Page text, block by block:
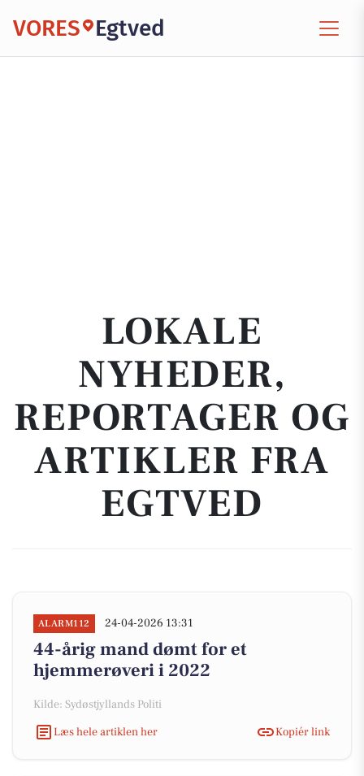
VORES Egtved
LOKALE
NYHEDER,
REPORTAGER OG
ARTIKLER FRA
EGTVED
ALARM112 24-04-2026 13:31
44-årig mand dømt for et
hjemmerøveri i 2022
Kilde: Sydøstjyllands Politi
Læs hele artiklen her
Kopiér link